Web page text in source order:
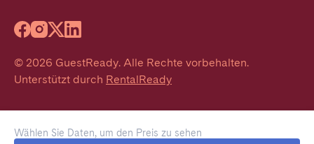
Wählen Sie Daten, um den Preis zu sehen
© 2026 GuestReady. Alle Rechte vorbehalten.
Unterstützt durch RentalReady